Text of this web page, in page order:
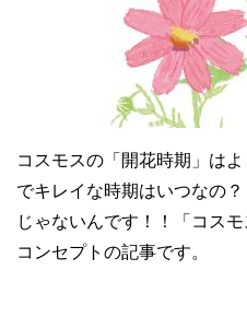
コスモスの「開花時期」は
でキレイな時期はいつなの
じゃないんです！！「コス
コンセプトの記事です。